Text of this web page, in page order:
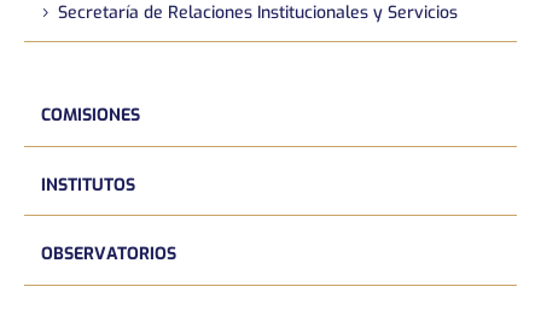
Secretaría de Relaciones Institucionales y Servicios
COMISIONES
INSTITUTOS
OBSERVATORIOS